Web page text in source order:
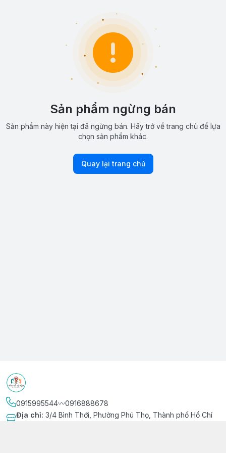
Sản phẩm ngừng bán
Sản phẩm này hiện tại đã ngừng bán. Hãy trở về trang chủ để lựa
chọn sản phẩm khác.
Quay lại trang chủ
0915995544〰️0916888678
Địa chỉ: 3/4 Bình Thới, Phường Phú Thọ, Thành phố Hồ Chí